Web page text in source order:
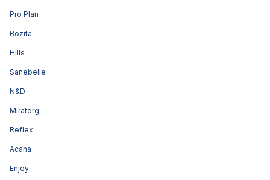
Pro Plan
Bozita
Hills
Sanebelle
N&D
Miratorg
Reflex
Acana
Enjoy